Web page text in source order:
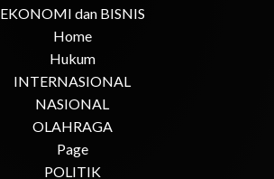
EKONOMI dan BISNIS
Home
Hukum
INTERNASIONAL
NASIONAL
OLAHRAGA
Page
POLITIK